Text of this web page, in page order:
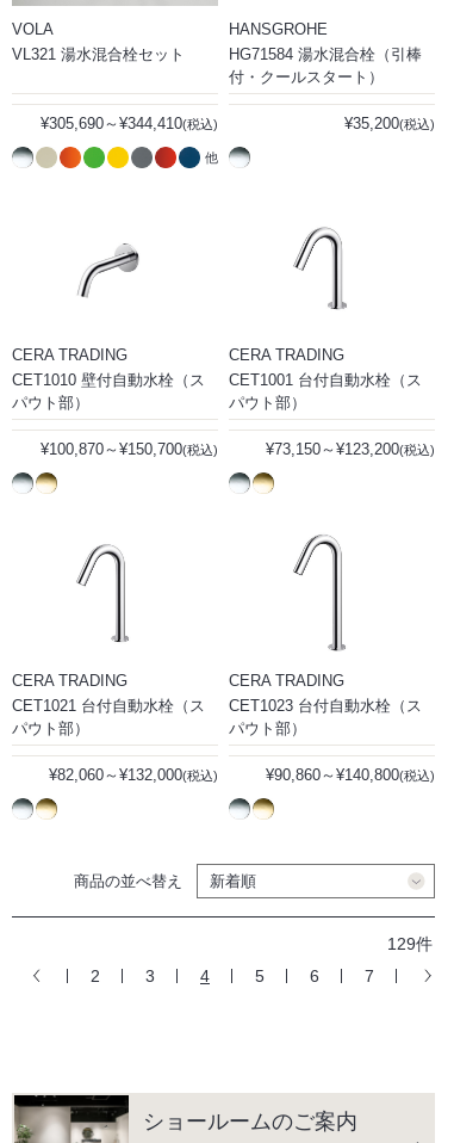
VOLA
VL321 湯水混合栓セット
¥305,690～¥344,410(税込)
他
HANSGROHE
HG71584 湯水混合栓（引棒
付・クールスタート）
¥35,200(税込)
CERA TRADING
CET1010 壁付自動水栓（ス
パウト部）
¥100,870～¥150,700(税込)
CERA TRADING
CET1001 台付自動水栓（ス
パウト部）
¥73,150～¥123,200(税込)
CERA TRADING
CET1021 台付自動水栓（ス
パウト部）
¥82,060～¥132,000(税込)
CERA TRADING
CET1023 台付自動水栓（ス
パウト部）
¥90,860～¥140,800(税込)
商品の並べ替え
129件
2
3 4 5 6 7
ショールームのご案内